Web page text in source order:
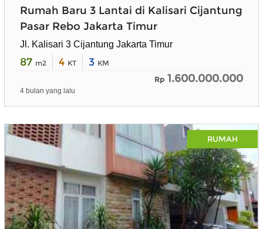
Rumah Baru 3 Lantai di Kalisari Cijantung
Pasar Rebo Jakarta Timur
Jl. Kalisari 3 Cijantung Jakarta Timur
87 m2 4 KT 3 KM
Rp 1.600.000.000
4 bulan yang lalu
RUMAH